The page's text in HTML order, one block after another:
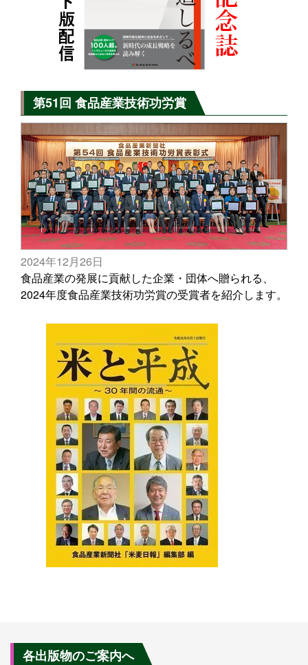
第51回 食品産業技術功労賞
2024年12月26日
食品産業の発展に貢献した企業・団体へ贈られる、
2024年度食品産業技術功労賞の受賞者を紹介します。
各出版物のご案内へ